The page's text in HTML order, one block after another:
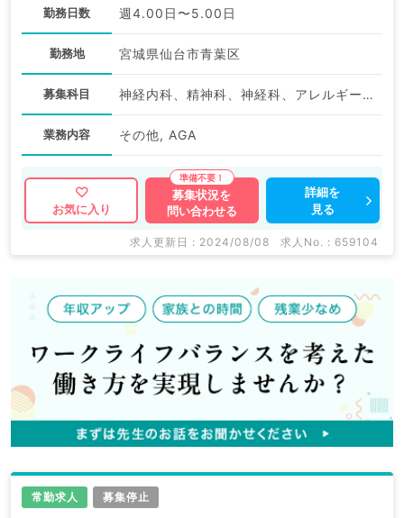
勤務日数 週4.00日〜5.00日
勤務地 宮城県仙台市青葉区
募集科目 神経内科、精神科、神経科、アレルギー科、リウマチ科、小児科、整形外科、形成外科、美容外科、脳神経外科、呼吸器外科、心臓血管外科、小児外科、皮膚科、泌尿器科、産婦人科、産科、婦人科、眼科、耳鼻咽喉科、気管食道科、放射線科、リハビリテーション科、麻酔科、ペインクリニック、人工透析科、緩和ケア科、一般内科、循環器内科、呼吸器内科、消化器内科、内分泌・代謝内科、腎臓内科、老年内科、血液内科、外科系全般、一般外科、消化器外科、乳腺外科、総合診療科、美容皮膚科、健診・人間ドック、救急科・ＩＣＵ、病理科、基礎医学系、膠原病科、スポーツ整形外科、大腸・肛門外科、産業医、脊髄・脊椎外科、科目不問
業務内容 その他, AGA
お気に入り
募集状況を
問い合わせる
詳細を
見る
求人更新日 : 2024/08/08 求人No. : 659104
常勤求人 募集停止